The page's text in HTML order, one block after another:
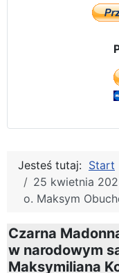
Jesteś tutaj: Start
25 kwietnia
o. Maksym
Czarna
w narodowym
Maksymiliana